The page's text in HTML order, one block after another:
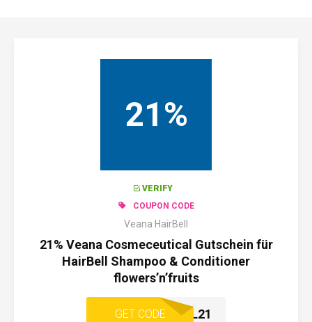
21%
VERIFY
COUPON CODE
Veana HairBell
21% Veana Cosmeceutical Gutschein für
HairBell Shampoo & Conditioner
flowers’n’fruits
GET CODEHAIRBELL21